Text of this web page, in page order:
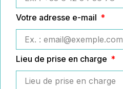
Votre adresse e-mail
Lieu de prise en charge